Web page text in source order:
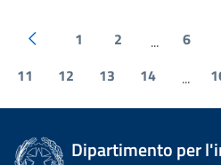
1 2 ... 6
11
12 13 14 ...
Dipartimento per